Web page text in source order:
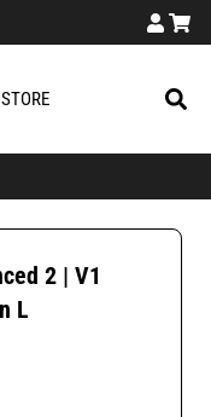
2 | V1
L